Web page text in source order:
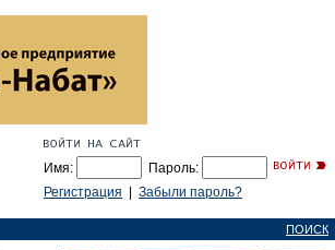
Имя:
Пароль:
Регистрация
Забыли пароль?
ПОИСК